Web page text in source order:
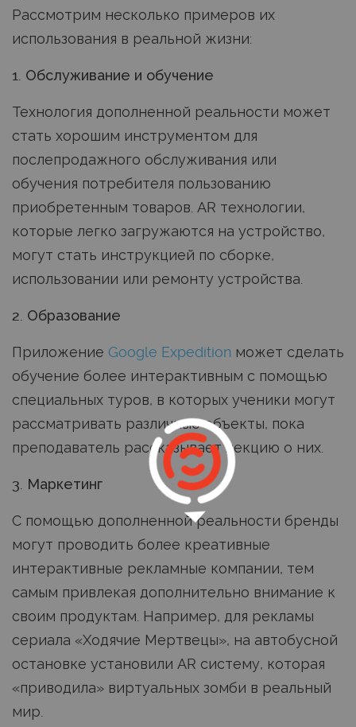
Рассмотрим несколько примеров их
использования в реальной жизни:
1. Обслуживание и обучение
Технология дополненной реальности может
стать хорошим инструментом для
послепродажного обслуживания или
обучения потребителя пользованию
приобретенным товаров. AR технологии,
которые легко загружаются на устройство,
могут стать инструкцией по сборке,
использовании или ремонту устройства.
2. Образование
Приложение Google Expedition может сделать
обучение более интерактивным с помощью
специальных туров, в которых ученики могут
рассматривать различные объекты, пока
преподаватель рассказывает лекцию о них.
3. Маркетинг
С помощью дополненной реальности бренды
могут проводить более креативные
интерактивные рекламные компании, тем
самым привлекая дополнительно внимание к
своим продуктам. Например, для рекламы
сериала «Ходячие Мертвецы», на автобусной
остановке установили AR систему, которая
«приводила» виртуальных зомби в реальный
мир.